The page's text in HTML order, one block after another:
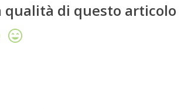
qualità di questo articolo